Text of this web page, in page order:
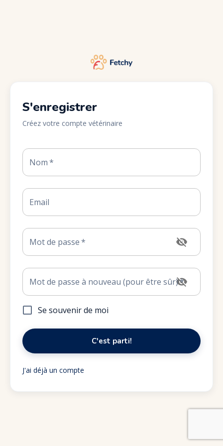
S'enregistrer
Créez votre compte vétérinaire
Nom*
Email
Mot de passe*
Mot de passe à nouveau (pour être sûr)*
Se souvenir de moi
C'est parti!
J'ai déjà un compte